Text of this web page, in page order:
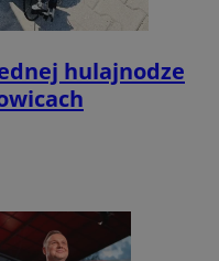
hulajnodze